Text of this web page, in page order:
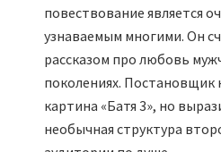
повествование является
узнаваемым многими. Он
рассказом про любовь
поколениях. Постановщик
картина «Батя 3», но
необычная структура